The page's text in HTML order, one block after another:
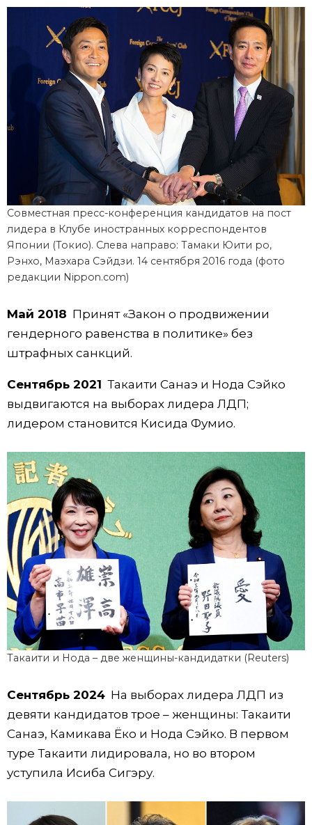
Совместная пресс-конференция кандидатов на пост
лидера в Клубе иностранных корреспондентов
Японии (Токио). Слева направо: Тамаки Юити ро,
Рэнхо, Маэхара Сэйдзи. 14 сентября 2016 года (фото
редакции Nippon.com)
Май 2018 Принят «Закон о продвижении
гендерного равенства в политике» без
штрафных санкций.
Сентябрь 2021 Такаити Санаэ и Нода Сэйко
выдвигаются на выборах лидера ЛДП;
лидером становится Кисида Фумио.
Такаити и Нода – две женщины-кандидатки (Reuters)
Сентябрь 2024На выборах лидера ЛДП из
девяти кандидатов трое – женщины: Такаити
Санаэ, Камикава Ёко и Нода Сэйко. В первом
туре Такаити лидировала, но во втором
уступила Исиба Сигэру.